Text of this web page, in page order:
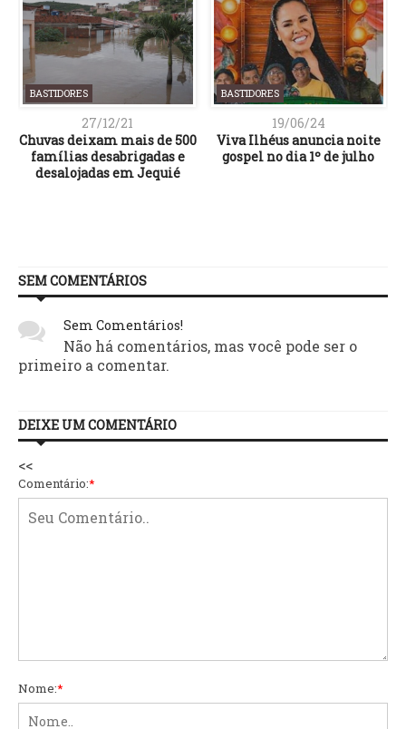
BASTIDORES
27/12/21
Chuvas deixam mais de 500
famílias desabrigadas e
desalojadas em Jequié
BASTIDORES
19/06/24
Viva Ilhéus anuncia noite
gospel no dia 1º de julho
SEM COMENTÁRIOS
Sem Comentários!
Não há comentários, mas você pode ser o
primeiro a comentar.
DEIXE UM COMENTÁRIO
<<
Comentário:*
Nome:*